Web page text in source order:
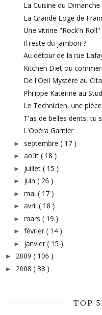
La Cuisine du
La Grande Loge de
Une vitrine "Rock'n Roll"
Il reste du jambon ?
Au détour de la rue
Kitchen Diet ou
De l'Oeil Mystère au
Philippe Katerine au
Le Technicien, une
T'as de belles dents, tu
L'Opéra Garnier
► septembre ( 17 )
► août ( 18 )
► juillet ( 15 )
► juin ( 26 )
► mai ( 17 )
► avril ( 18 )
► mars ( 19 )
► février ( 14 )
► janvier ( 15 )
► 2009 ( 106 )
► 2008 ( 38 )
TOP